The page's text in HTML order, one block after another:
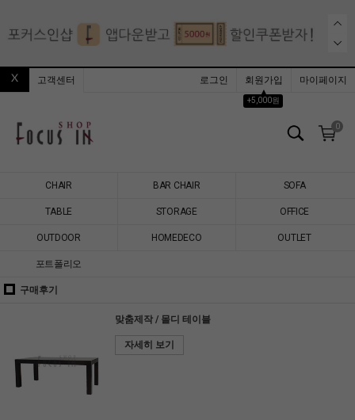
고객센터 로그인
회원가입
▲
+5,000원
마이페이지
0
CHAIR BAR CHAIR SOFA
TABLE STORAGE OFFICE
OUTDOOR HOMEDECO OUTLET
포트폴리오
구매후기
맞춤제작 / 몰디 테이블
자세히 보기